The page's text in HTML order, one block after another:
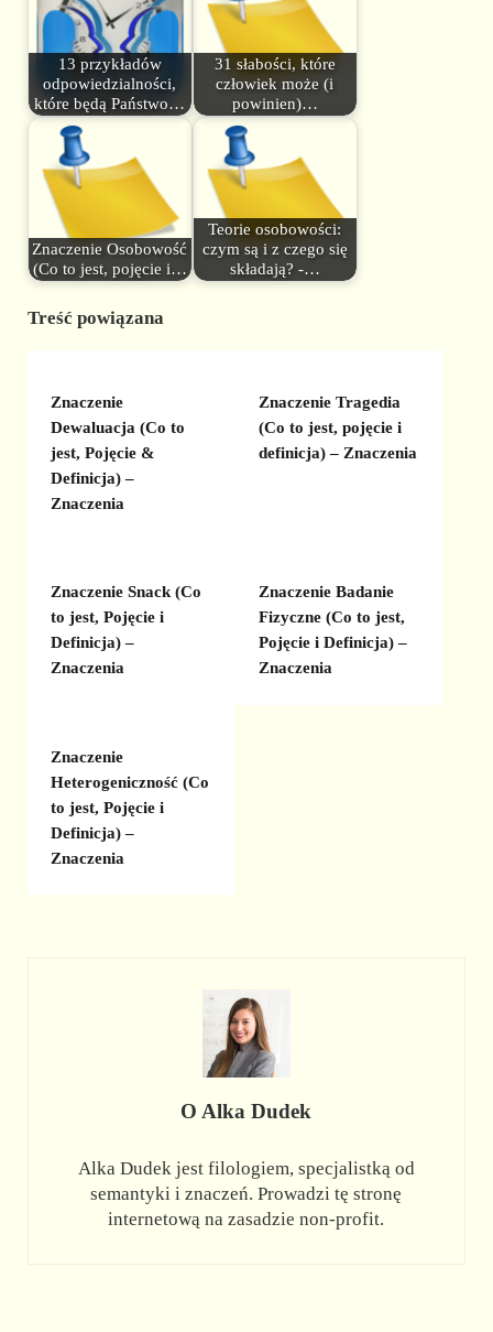
13 przykładów
odpowiedzialności,
które będą Państwo…
31 słabości, które
człowiek może (i
powinien)…
Znaczenie Osobowość
(Co to jest, pojęcie i…
Teorie osobowości:
czym są i z czego się
składają? -…
Treść powiązana
Znaczenie
Dewaluacja (Co to
jest, Pojęcie &
Definicja) –
Znaczenia
Znaczenie Tragedia
(Co to jest, pojęcie i
definicja) – Znaczenia
Znaczenie Snack (Co
to jest, Pojęcie i
Definicja) –
Znaczenia
Znaczenie Badanie
Fizyczne (Co to jest,
Pojęcie i Definicja) –
Znaczenia
Znaczenie
Heterogeniczność (Co
to jest, Pojęcie i
Definicja) –
Znaczenia
OAlka Dudek
Alka Dudek jest filologiem, specjalistką od
semantyki i znaczeń. Prowadzi tę stronę
internetową na zasadzie non-profit.